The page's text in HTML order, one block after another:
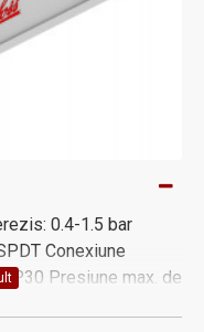
0.4-1.5 bar
Conexiune
IP30 Presiune max. de